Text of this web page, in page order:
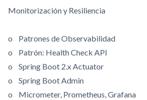
Monitorización y Resiliencia
o Patrones de Observabilidad
o Patrón: Health Check API
o Spring Boot 2.x Actuator
o Spring Boot Admin
o Micrometer, Prometheus, Grafana